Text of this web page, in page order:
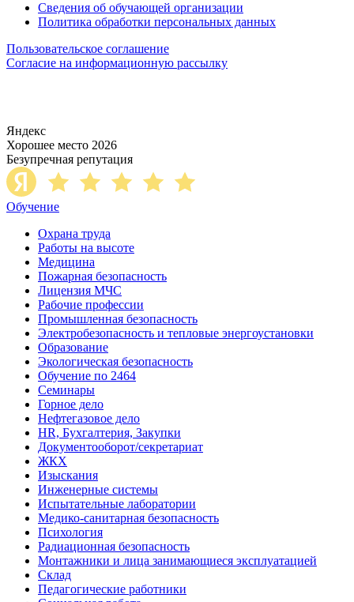
Сведения об обучающей организации
Политика обработки персональных данных
Пользовательское соглашение
Согласие на информационную рассылку
Яндекс
Хорошее место 2026
Безупречная репутация
Обучение
Охрана труда
Работы на высоте
Медицина
Пожарная безопасность
Лицензия МЧС
Рабочие профессии
Промышленная безопасность
Электробезопасность и тепловые энергоустановки
Образование
Экологическая безопасность
Обучение по 2464
Семинары
Горное дело
Нефтегазовое дело
HR, Бухгалтерия, Закупки
Документооборот/секретариат
ЖКХ
Изыскания
Инженерные системы
Испытательные лаборатории
Медико-санитарная безопасность
Психология
Радиационная безопасность
Монтажники и лица занимающиеся эксплуатацией
Склад
Педагогические работники